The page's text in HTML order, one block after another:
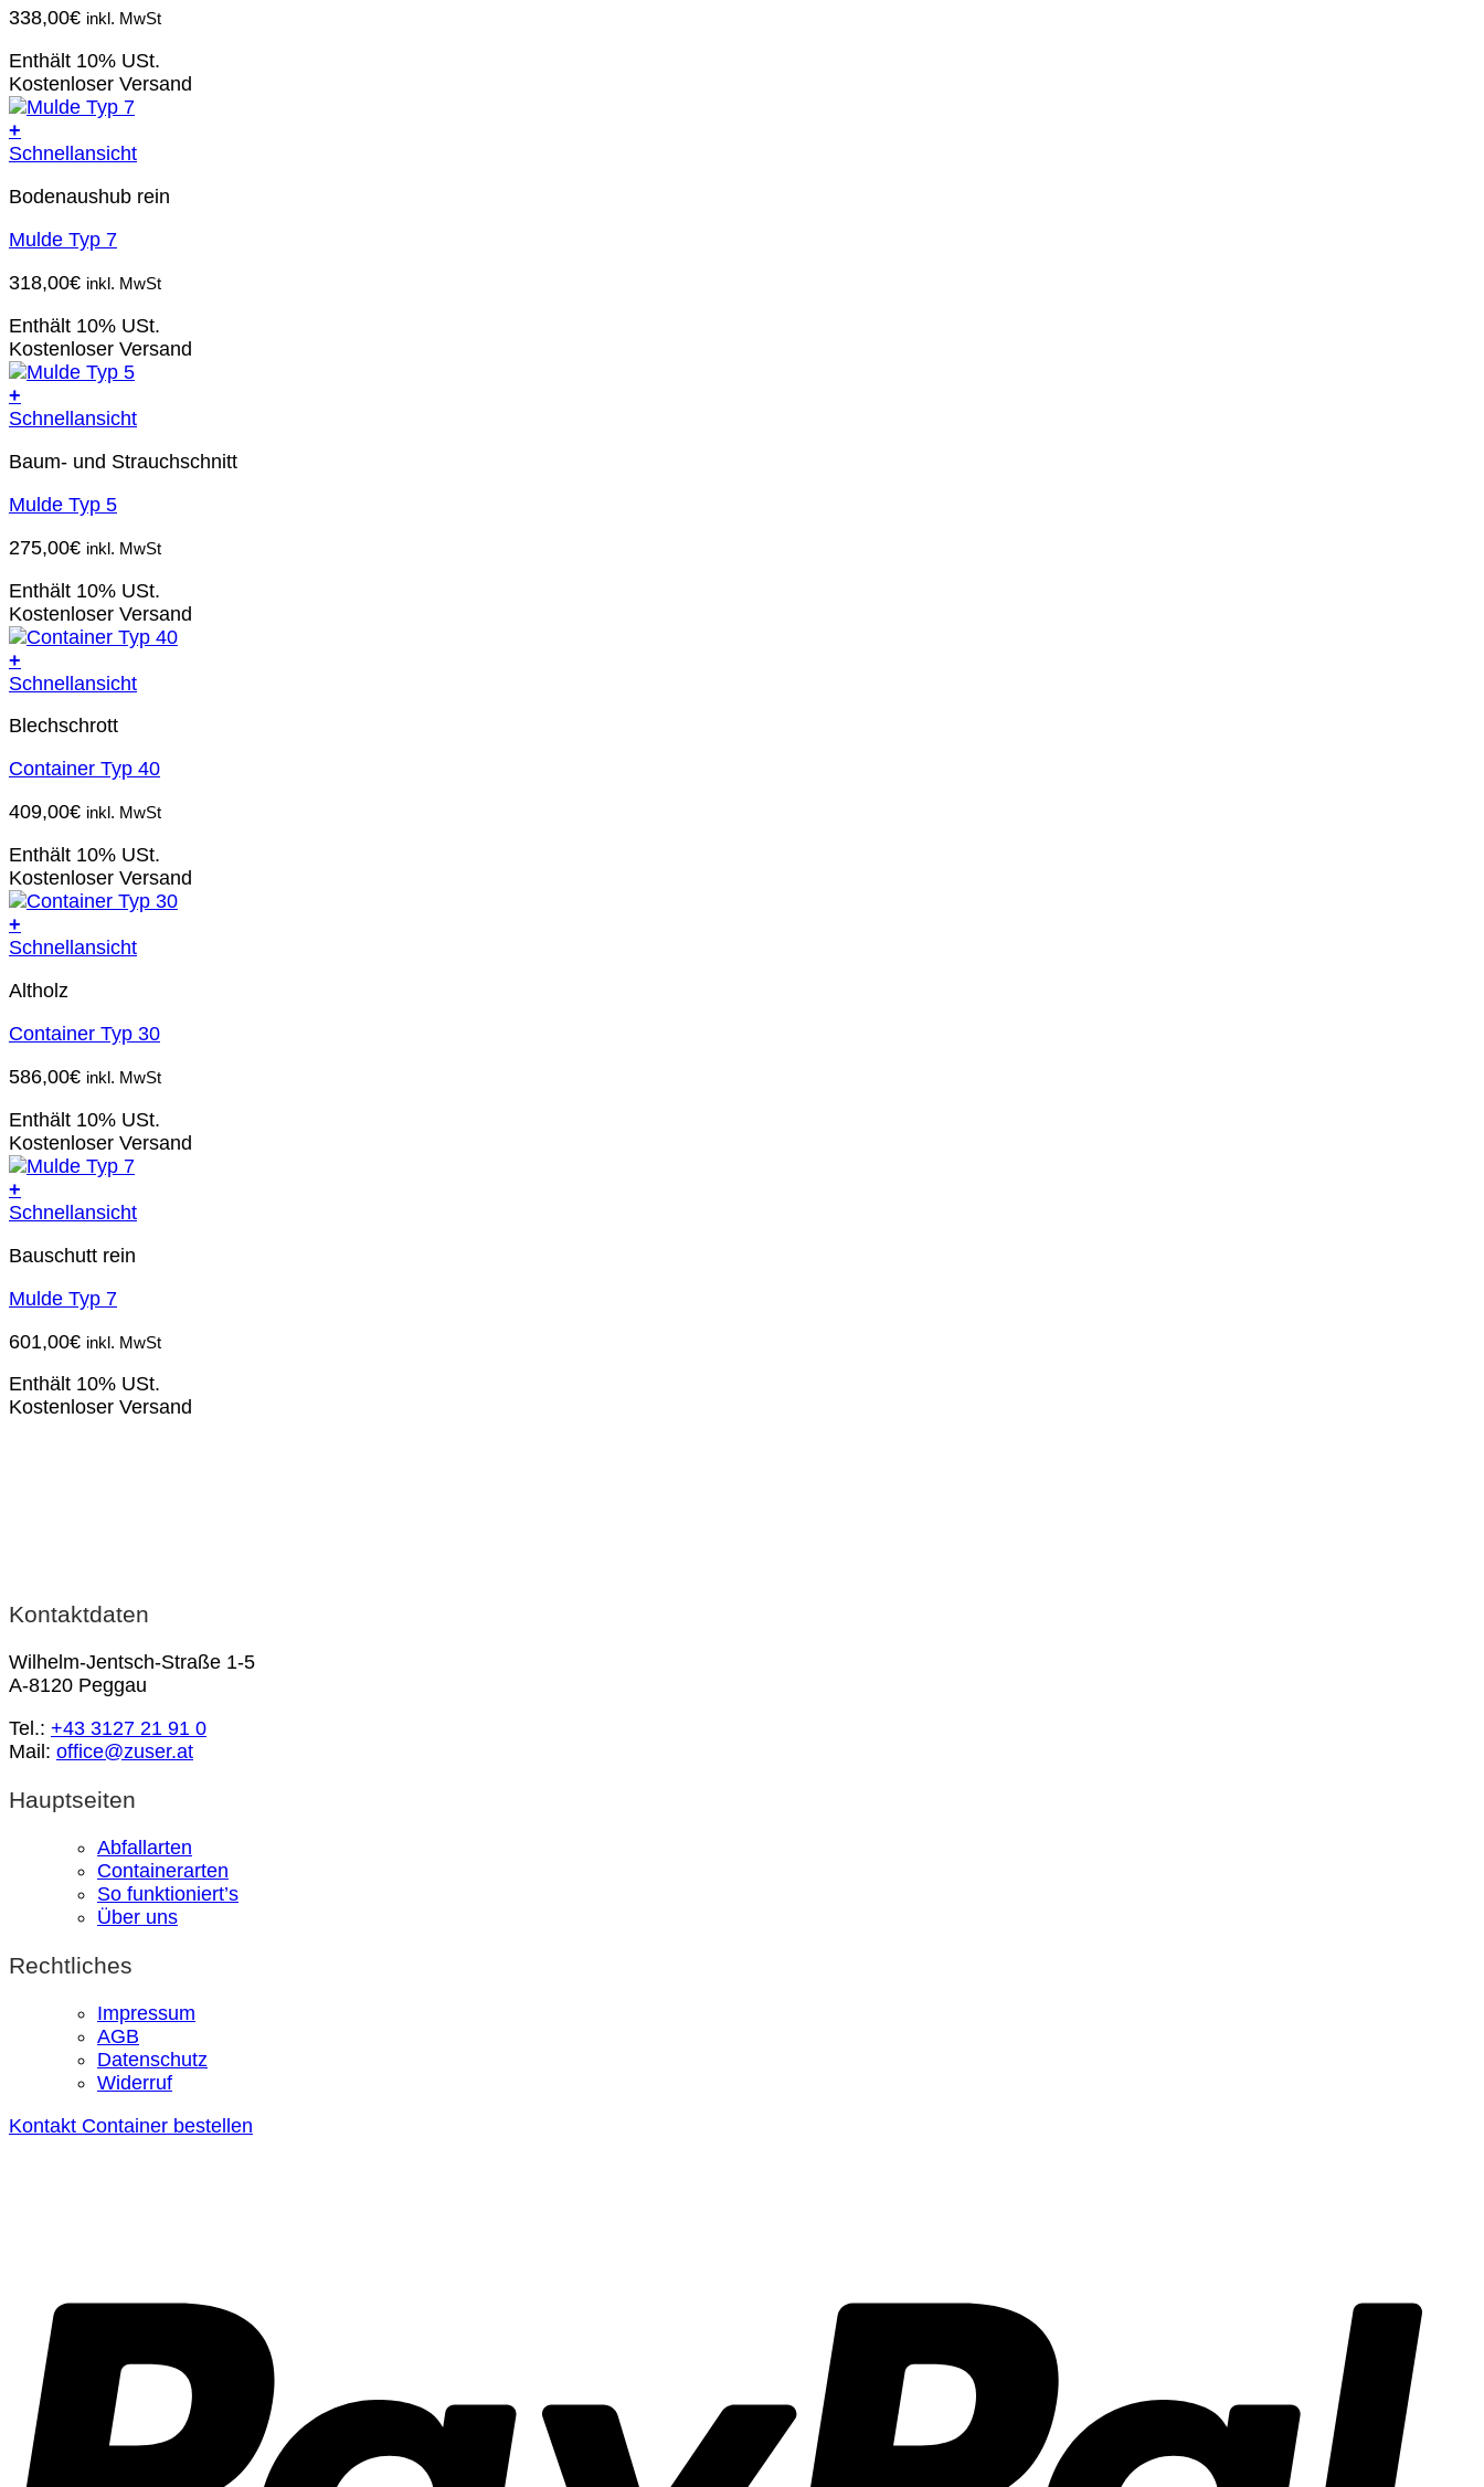
338,00€ inkl. MwSt
Enthält 10% USt.
Kostenloser Versand
+
Schnellansicht
Bodenaushub rein
Mulde Typ 7
318,00€ inkl. MwSt
Enthält 10% USt.
Kostenloser Versand
+
Schnellansicht
Baum- und Strauchschnitt
Mulde Typ 5
275,00€ inkl. MwSt
Enthält 10% USt.
Kostenloser Versand
+
Schnellansicht
Blechschrott
Container Typ 40
409,00€ inkl. MwSt
Enthält 10% USt.
Kostenloser Versand
+
Schnellansicht
Altholz
Container Typ 30
586,00€ inkl. MwSt
Enthält 10% USt.
Kostenloser Versand
+
Schnellansicht
Bauschutt rein
Mulde Typ 7
601,00€ inkl. MwSt
Enthält 10% USt.
Kostenloser Versand
Kontaktdaten
Wilhelm-Jentsch-Straße 1-5
A-8120 Peggau
Tel.: +43 3127 21 91 0
Mail: office@zuser.at
Hauptseiten
Abfallarten
Containerarten
So funktioniert’s
Über uns
Rechtliches
Impressum
AGB
Datenschutz
Widerruf
Kontakt Container bestellen